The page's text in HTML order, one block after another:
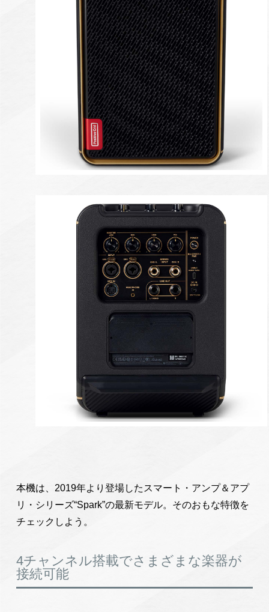
本機は、2019年より登場したスマート・アンプ＆アプ
リ・シリーズ“Spark”の最新モデル。そのおもな特徴を
チェックしよう。
4チャンネル搭載でさまざまな楽器が
接続可能